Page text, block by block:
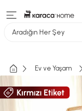
Aradığın Her Şey
Ev ve Yaşam